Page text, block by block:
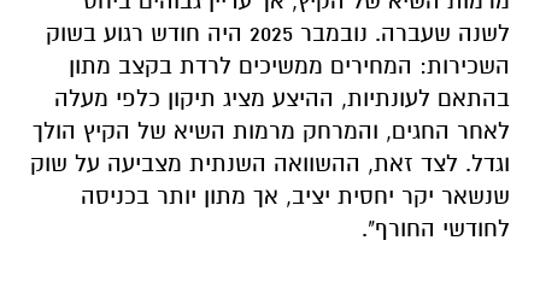
לשנה שעברה. נובמבר 2025 היה חודש רגוע בשוק
השכירות: המחירים ממשיכים לרדת בקצב מתון
בהתאם לעונתיות, ההיצע מציג תיקון כלפי מעלה
לאחר החגים, והמרחק מרמות השיא של הקיץ הולך
וגדל. לצד זאת, ההשוואה השנתית מצביעה על שוק
שנשאר יקר יחסית יציב, אך מתון יותר בכניסה
לחודשי החורף".